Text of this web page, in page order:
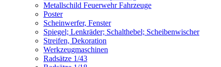
Metallschild Feuerwehr Fahrzeuge
Poster
Scheinwerfer, Fenster
Spiegel; Lenkräder; Schalthebel; Scheibenwischer
Streifen, Dekoration
Werkzeugmaschinen
Radsätze 1/43